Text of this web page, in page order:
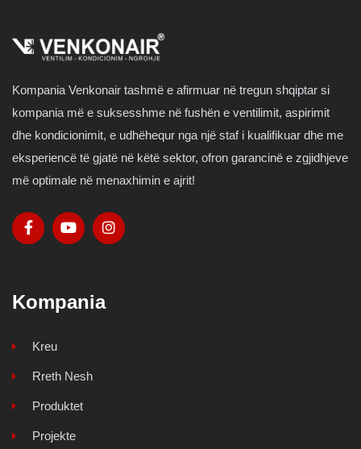
Kompania Venkonair tashmë e afirmuar në tregun shqiptar si
kompania më e suksesshme në fushën e ventilimit, aspirimit
dhe kondicionimit, e udhëhequr nga një staf i kualifikuar dhe me
eksperiencë të gjatë në këtë sektor, ofron garancinë e zgjidhjeve
më optimale në menaxhimin e ajrit!
Kompania
Kreu
Rreth Nesh
Produktet
Projekte